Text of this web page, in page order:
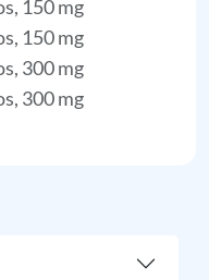
150 mg
150 mg
300 mg
300 mg